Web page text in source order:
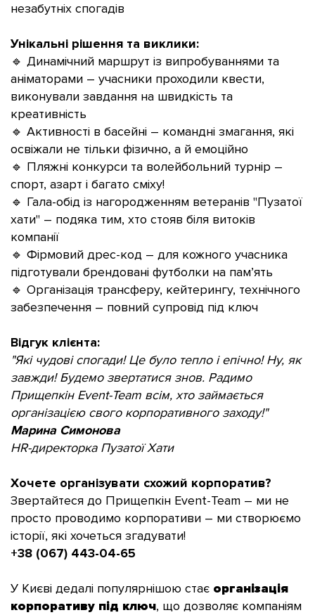
незабутніх спогадів
Унікальні рішення та виклики:
🔹 Динамічний маршрут із випробуваннями та
аніматорами – учасники проходили квести,
виконували завдання на швидкість та
креативність
🔹 Активності в басейні – командні змагання, які
освіжали не тільки фізично, а й емоційно
🔹 Пляжні конкурси та волейбольний турнір –
спорт, азарт і багато сміху!
🔹 Гала-обід із нагородженням ветеранів "Пузатої
хати" – подяка тим, хто стояв біля витоків
компанії
🔹 Фірмовий дрес-код – для кожного учасника
підготували брендовані футболки на пам’ять
🔹 Організація трансферу, кейтерингу, технічного
забезпечення – повний супровід під ключ
Відгук клієнта:
"Які чудові спогади! Це було тепло і епічно! Ну, як
завжди! Будемо звертатися знов. Радимо
Прищепкін Event-Team всім, хто займається
організацією свого корпоративного заходу!"
Марина Симонова
HR-директорка Пузатої Хати
Хочете організувати схожий корпоратив?
Звертайтеся до Прищепкін Event-Team – ми не
просто проводимо корпоративи – ми створюємо
історії, які хочеться згадувати!
+38 (067) 443-04-65
У Києві дедалі популярнішою стає організація
корпоративу під ключ, що дозволяє компаніям